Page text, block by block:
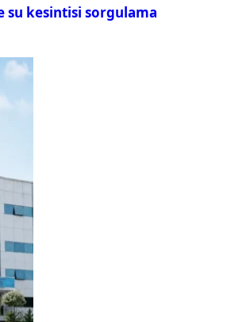
su kesintisi sorgulama